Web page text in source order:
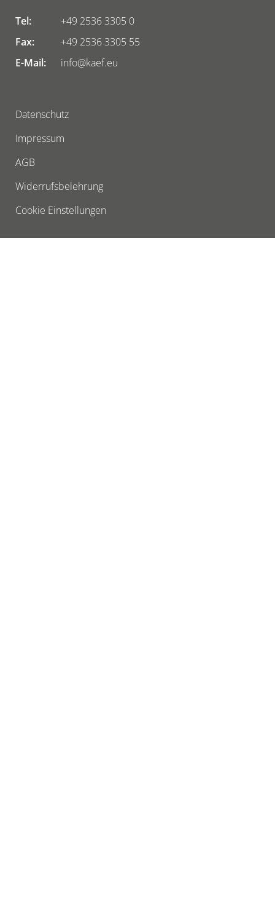
Tel:
+49 2536 3305 0
Fax:
+49 2536 3305 55
E-Mail:
info@kaef.eu
Datenschutz
Impressum
AGB
Widerrufsbelehrung
Cookie Einstellungen